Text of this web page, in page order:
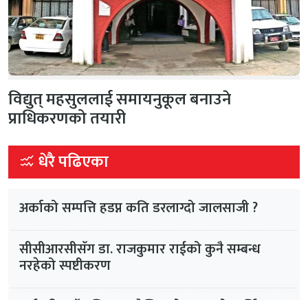
विद्युत् महसुललाई समायनुकूल बनाउने
प्राधिकरणको तयारी
धेरै पढिएका
अर्काको सम्पत्ति हडप्न कति डरलाग्दो जालसाजी ?
सीसीआरसीसँग डा. राजकुमार राईको कुनै सम्बन्ध
नरहेको स्पष्टीकरण